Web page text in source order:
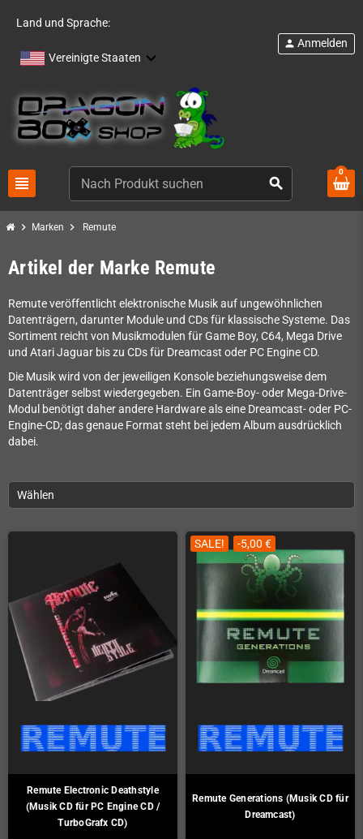
Land und Sprache:
Vereinigte Staaten
view_headline search
person Anmelden
0
chevron_right Marken chevron_right Remute
Artikel der Marke Remute
Remute veröffentlicht elektronische Musik auf ungewöhnlichen
Datenträgern, darunter Module und CDs für klassische Systeme. Das
Sortiment reicht von Musikmodulen für Game Boy, C64, Mega Drive
und Atari Jaguar bis zu CDs für Dreamcast oder PC Engine CD.
Die Musik wird von der jeweiligen Konsole beziehungsweise dem
Datenträger selbst wiedergegeben. Ein Game-Boy- oder Mega-Drive-
Modul benötigt daher andere Hardware als eine Dreamcast- oder PC-
Engine-CD; das genaue Format steht bei jedem Album ausdrücklich
dabei.
Wählen
Remute Electronic Deathstyle
(Musik CD für PC Engine CD /
TurboGrafx CD)
SALE! -5,00 €
Remute Generations (Musik CD für
Dreamcast)